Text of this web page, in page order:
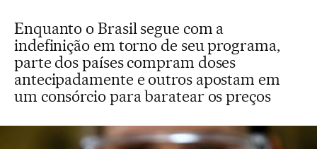
Enquanto o Brasil segue com a
indefinição em torno de seu programa,
parte dos países compram doses
antecipadamente e outros apostam em
um consórcio para baratear os preços